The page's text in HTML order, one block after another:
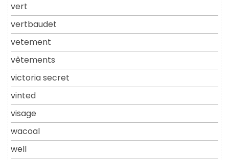
vert
vertbaudet
vetement
vêtements
victoria secret
vinted
visage
wacoal
well